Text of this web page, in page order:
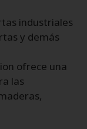
industriales
y demás
ofrece una
las